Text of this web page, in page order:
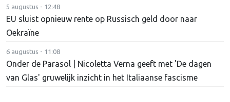
5 augustus - 12:48
EU sluist opnieuw rente op Russisch geld door naar
Oekraïne
6 augustus - 11:08
Onder de Parasol | Nicoletta Verna geeft met 'De dagen
van Glas' gruwelijk inzicht in het Italiaanse fascisme